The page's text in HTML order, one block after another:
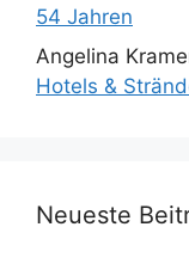
54 Jahren
Angelina
Hotels &
Neueste